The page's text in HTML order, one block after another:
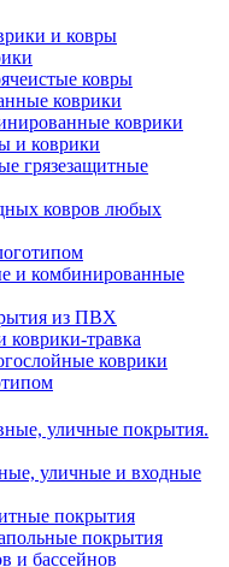
и ковры
ковры
коврики
коврики
и коврики
грязезащитные
ковров любых
и комбинированные
из ПВХ
травка
коврики
уличные покрытия.
уличные и входные
покрытия
покрытия
и бассейнов